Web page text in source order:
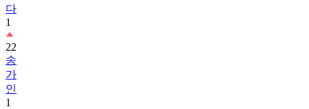
다
1
22
송
가
인
1